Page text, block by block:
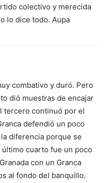
colectivo y merecida
lo dice todo. Aupa
combativo y duró. Pero
dió muestras de encajar
tercero continuó por el
defendió un poco
diferencia porque se
último cuarto fue un poco
con un Granca
al fondo del banquillo.